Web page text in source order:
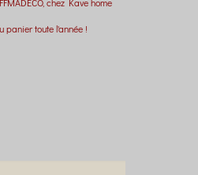
panier toute l'année !